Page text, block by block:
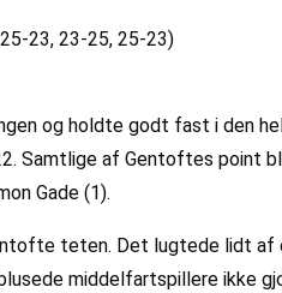
23, 23-25, 25-23)
og holdte godt fast i den
af Gentoftes point
Gade (1).
teten. Det lugtede lidt
middelfartspillere ikke